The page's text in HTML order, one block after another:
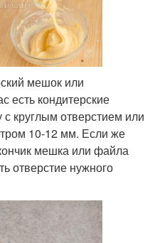
мешок или
есть кондитерские
с круглым отверстием или
10-12 мм. Если же
мешка или файла
отверстие нужного